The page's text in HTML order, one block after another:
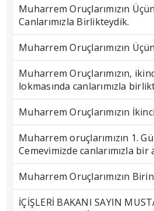
Muharrem Oruçlarımızın
Canlarımızla Birlikteydik.
Muharrem Oruçlarımızın
Muharrem Oruçlarımızın,
lokmasında canlarımızla
Muharrem Oruçlarımızın
Muharrem oruçlarımızın 1.
Cemevimizde canlarımızla bir
Muharrem Oruçlarımızın
İÇİŞLERİ BAKANI SAYIN